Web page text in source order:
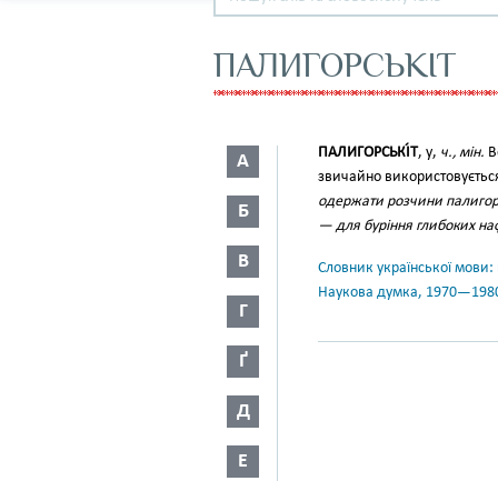
ПАЛИГОРСЬКІТ
А
Б
В
Г
Ґ
Д
Е
ПАЛИГОРСЬКІ́Т, у, ч., мін.
звичайно
одержати розчини
— для буріння глибоких
Словник української
Наукова думка,